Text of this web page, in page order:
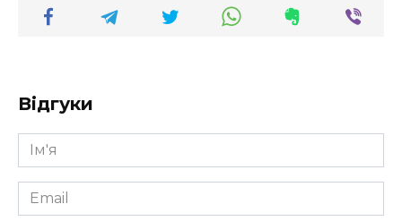
Відгуки
Ім'я
*
Email
*